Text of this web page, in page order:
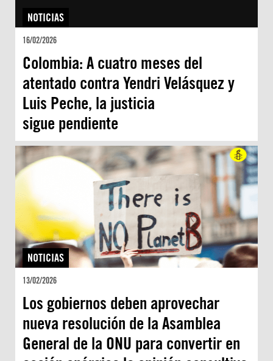
NOTICIAS
16/02/2026
Colombia: A cuatro meses del
atentado contra Yendri Velásquez y
Luis Peche, la justicia
sigue pendiente
NOTICIAS
13/02/2026
Los gobiernos deben aprovechar
nueva resolución de la Asamblea
General de la ONU para convertir en